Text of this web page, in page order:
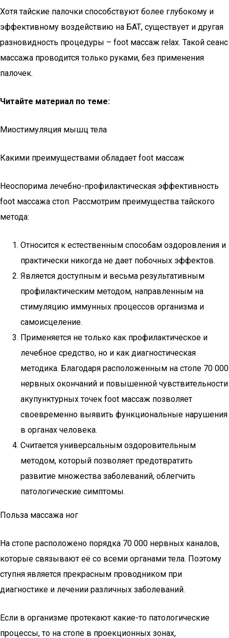
Хотя тайские палочки способствуют более глубокому и
эффективному воздействию на БАТ, существует и другая
разновидность процедуры – foot массаж relax. Такой сеанс
массажа проводится только руками, без применения
палочек.
Читайте материал по теме:
Миостимуляция мышц тела
Какими преимуществами обладает foot массаж
Неоспорима лечебно-профилактическая эффективность
foot массажа стоп. Рассмотрим преимущества тайского
метода:
Относится к естественным способам оздоровления и
практически никогда не дает побочных эффектов.
Является доступным и весьма результативным
профилактическим методом, направленным на
стимуляцию иммунных процессов организма и
самоисцеление.
Применяется не только как профилактическое и
лечебное средство, но и как диагностическая
методика. Благодаря расположенным на стопе 70 000
нервных окончаний и повышенной чувствительности
акупунктурных точек foot массаж позволяет
своевременно выявить функциональные нарушения
в органах человека.
Считается универсальным оздоровительным
методом, который позволяет предотвратить
развитие множества заболеваний, облегчить
патологические симптомы.
Польза массажа ног
На стопе расположено порядка 70 000 нервных каналов,
которые связывают её со всеми органами тела. Поэтому
ступня является прекрасным проводником при
диагностике и лечении различных заболеваний.
Если в организме протекают какие-то патологические
процессы, то на стопе в проекционных зонах,